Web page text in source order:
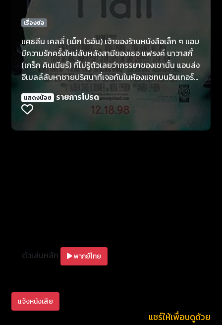
เรื่องย่อ
แคธลีน เคลลี่ (เม็ก ไรอัน) เจ้าของร้านหนังสือเล็ก ๆ แอบ
มีความรักครั้งใหม่ลับหลังสามีของเธอ แฟรงค์ นาวาสกี้
(เกร็ก คินเนียร์) ที่ไม่รู้ตัวเลยว่าภรรยาของเขานั้น แอบส่ง
อีเมลล์ลับหาชายปริศนาที่เจอกันในห้องแชทบนอินเทอร์
เน็ต แต่ขณะที่หัวใจของแคธลีนกำลังพองโต ธุรกิจร้าน
หนังสือของเธอกลับเจอวิกฤติชวนปวดใจ เมื่อร้านหนังสือ
รายใหญ่กำลังจะเกิดเปิดตัวในย่านใกล้เคียง ซึ่งอาจทำให้
ร้านหนังสือของเธอต้องปิดตัวลง แถมยังต้องหัวเสียกับ
แสดงน้อย รายการโปรด
ตัวเล่นหลัก พากย์ไทย
แจ้งหนังเสีย
แชร์ให้เพื่อนดูด้วย